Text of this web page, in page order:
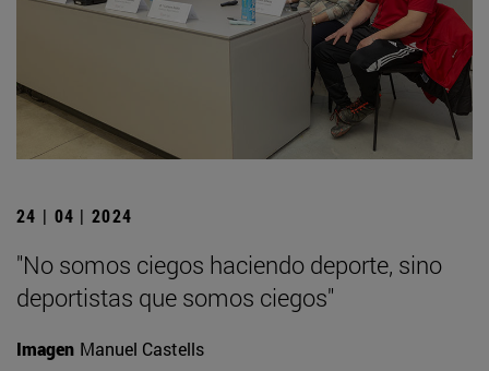
24 | 04 | 2024
"No somos ciegos haciendo deporte, sino
deportistas que somos ciegos"
Imagen Manuel Castells